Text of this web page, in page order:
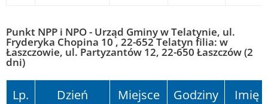
Punkt NPP i NPO - Urząd Gminy w Telatynie, ul.
Fryderyka Chopina 10 , 22-652 Telatyn filia: w
Łaszczowie, ul. Partyzantów 12, 22-650 Łaszczów (2
dni)
Lp.
Dzień
Miejsce Godziny
Imię